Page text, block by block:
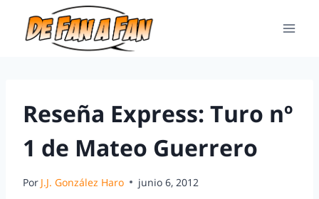
Reseña Express: Turo nº
1 de Mateo Guerrero
Por J.J. González Haro junio 6, 2012